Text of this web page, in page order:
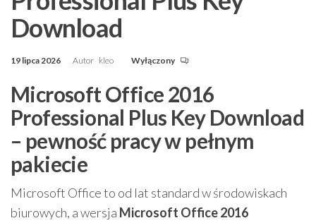
Download
19 lipca 2026 Autor kleo Wyłączony
Microsoft Office 2016
Professional Plus Key Download
– pewność pracy w pełnym
pakiecie
Microsoft Office to od lat standard w środowiskach
biurowych, a wersja Microsoft Office 2016